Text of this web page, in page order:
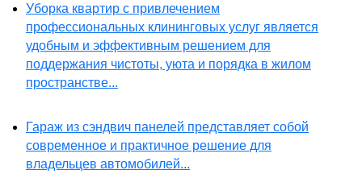
Уборка квартир с привлечением
профессиональных клининговых услуг является
удобным и эффективным решением для
поддержания чистоты, уюта и порядка в жилом
пространстве...
Гараж из сэндвич панелей представляет собой
современное и практичное решение для
владельцев автомобилей...